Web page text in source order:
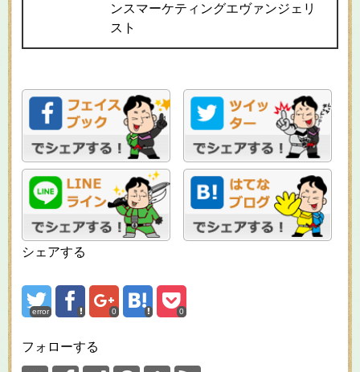
ンスマーケティングエヴァンジェリ
スト
シェアする
error 0 0
フォローする